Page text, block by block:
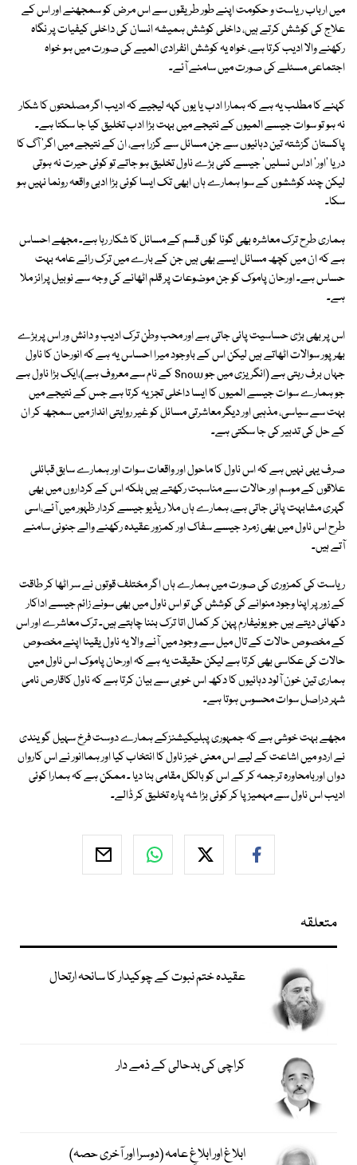
میں ارباب ریاست و حکومت اپنے طور طریقوں سے اس مرض کو سمجھنے اور اس کے
علاج کی کوشش کرتے ہیں، داخلی کوشش ہمیشہ انسان کی داخلی کیفیات پر نگاہ
رکھنے والا ادیب کرتا ہے، خواہ یہ کوشش انفرادی المیے کی صورت میں ہو خواہ
اجتماعی مسئلے کی صورت میں سامنے آئے۔
کہنے کا مطلب یہ ہے کہ ہمارا ادب یا یوں کہہ لیجیے کہ ادیب اگر مصلحتوں کا شکار
نہ ہو تو سوات جیسے المیوں کے نتیجے میں بہت بڑا ادب تخلیق کیا جا سکتا ہے۔
پاکستان گزشتہ تین دہائیوں سے جن مسائل سے گزرا ہے، ان کے نتیجے میں اگر' آگ کا
دریا 'اور' اداس نسلیں' جیسے کئی بڑے ناول تخلیق ہو جاتے تو کوئی حیرت نہ ہوتی
لیکن چند کوششوں کے سوا ہمارے ہاں ابھی تک ایسا کوئی بڑا ادبی واقعہ رونما نہیں ہو
سکا۔
ہماری طرح ترک معاشرہ بھی گونا گوں قسم کے مسائل کا شکار رہا ہے۔ مجھے احساس
ہے کہ ان میں کچھ مسائل ایسے بھی ہیں جن کے بارے میں ترک رائے عامہ بہت
حساس ہے۔ اورحان پاموک کو جن موضوعات پر قلم اٹھانے کی وجہ سے نوبیل پرائز ملا
ہے۔
اس پر بھی بڑی حساسیت پائی جاتی ہے اور محب وطن ترک ادیب و دانش ور اس پربڑے
بھرپور سوالات اٹھاتے ہیں لیکن اس کے باوجود میرا احساس یہ ہے کہ انورحان کا ناول
جہاں برف رہتی ہے (انگریزی میں جو Snow کے نام سے معروف ہے)،ایک بڑا ناول ہے
جو ہمارے سوات جیسے المیوں کا ایسا داخلی تجزیہ کرتا ہے جس کے نتیجے میں
بہت سے سیاسی، مذہبی اور دیگر معاشرتی مسائل کو غیر روایتی انداز میں سمجھ کر ان
کے حل کی تدبیر کی جا سکتی ہے۔
صرف یہی نہیں ہے کہ اس ناول کا ماحول اور واقعات سوات اور ہمارے سابق قبائلی
علاقوں کے موسم اور حالات سے مناسبت رکھتے ہیں بلکہ اس کے کرداروں میں بھی
گہری مشابہت پائی جاتی ہے، ہمارے ہاں ملا ریڈیو جیسے کردار ظہور میں آئے،اسی
طرح اس ناول میں بھی زمرد جیسے سفاک اور کمزور عقیدہ رکھنے والے جنونی سامنے
آتے ہیں۔
ریاست کی کمزوری کی صورت میں ہمارے ہاں اگر مختلف قوتوں نے سر اٹھا کر طاقت
کے زور پر اپنا وجود منوانے کی کوشش کی تو اس ناول میں بھی سونے زائم جیسے اداکار
دکھائی دیتے ہیں جو یونیفارم پہن کر کمال اتا ترک بننا چاہتے ہیں۔ ترک معاشرے اور اس
کے مخصوص حالات کے تال میل سے وجود میں آنے والا یہ ناول یقینا اپنے مخصوص
حالات کی عکاسی بھی کرتا ہے لیکن حقیقت یہ ہے کہ اورحان پاموک اس ناول میں
ہماری تین خون آلود دہائیوں کا دکھ اس خوبی سے بیان کرتا ہے کہ ناول کاقارص نامی
شہر دراصل سوات محسوس ہوتا ہے۔
مجھے بہت خوشی ہے کہ جمہوری پبلیکیشنزکے ہمارے دوست فرخ سہیل گویندی
نے اردو میں اشاعت کے لیے اس معنی خیز ناول کا انتخاب کیا اور ہماانور نے اس کارواں
دواں اوربامحاورہ ترجمہ کر کے اس کو بالکل مقامی بنا دیا ۔ ممکن ہے کہ ہمارا کوئی
ادیب اس ناول سے مہمیز پا کر کوئی بڑا شہ پارہ تخلیق کر ڈالے۔
متعلقہ
عقیدہ ختم نبوت کے چوکیدار کا سانحہ ارتحال
کراچی کی بدحالی کے ذمے دار
ابلاغ اور ابلاغِ عامہ (دوسرا اور آخری حصہ)